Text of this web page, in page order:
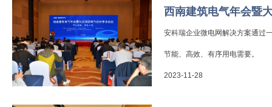
西南建筑电气年会暨
安科瑞企业微电网解决方案通过
节能、高效、有序用电需要。
2023-11-28